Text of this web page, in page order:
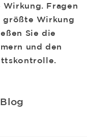
Fragen
größte Wirkung
Sie die
und den